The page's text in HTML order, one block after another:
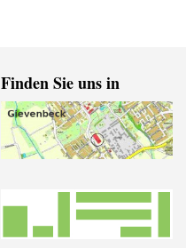
Finden Sie uns in